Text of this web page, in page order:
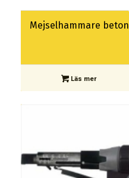
Mejselhammare
Läs mer